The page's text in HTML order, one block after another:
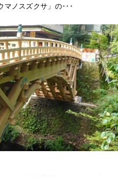
マノスズクサ」の･･･